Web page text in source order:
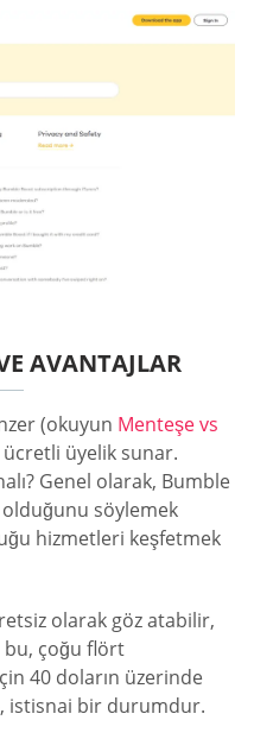
AVANTAJLAR
(okuyun Menteşe vs
üyelik sunar.
Genel olarak, Bumble
söylemek
hizmetleri keşfetmek
olarak göz atabilir,
bu, çoğu flört
40 doların üzerinde
istisnai bir durumdur.